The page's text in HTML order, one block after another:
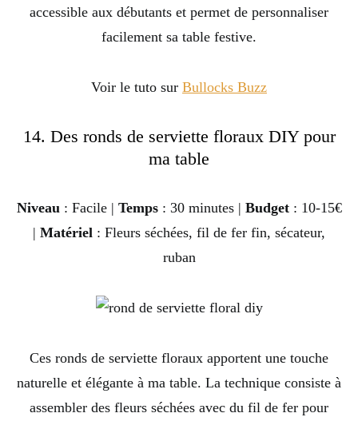
accessible aux débutants et permet de personnaliser
facilement sa table festive.
Voir le tuto sur Bullocks Buzz
14. Des ronds de serviette floraux DIY pour
ma table
Niveau: Facile | Temps: 30 minutes | Budget: 10-15€
| Matériel : Fleurs séchées, fil de fer fin, sécateur,
ruban
Ces ronds de serviette floraux apportent une touche
naturelle et élégante à ma table. La technique consiste à
assembler des fleurs séchées avec du fil de fer pour